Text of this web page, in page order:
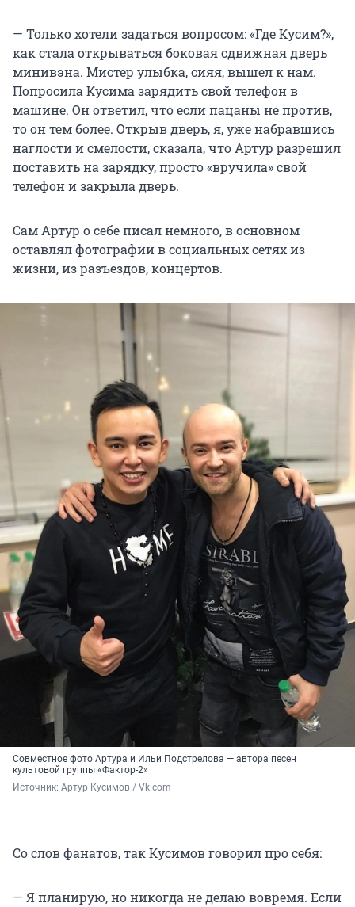
— Только хотели задаться вопросом: «Где Кусим?»,
как стала открываться боковая сдвижная дверь
минивэна. Мистер улыбка, сияя, вышел к нам.
Попросила Кусима зарядить свой телефон в
машине. Он ответил, что если пацаны не против,
то он тем более. Открыв дверь, я, уже набравшись
наглости и смелости, сказала, что Артур разрешил
поставить на зарядку, просто «вручила» свой
телефон и закрыла дверь.
Сам Артур о себе писал немного, в основном
оставлял фотографии в социальных сетях из
жизни, из разъездов, концертов.
Совместное фото Артура и Ильи Подстрелова — автора песен
культовой группы «Фактор-2»
Источник: Артур Кусимов / Vk.com
Со слов фанатов, так Кусимов говорил про себя:
— Я планирую, но никогда не делаю вовремя. Если